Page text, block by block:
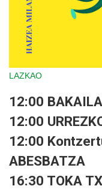
LAZKAO
12:00
12:00
12:00
ABESBATZA
16:30 TOKA